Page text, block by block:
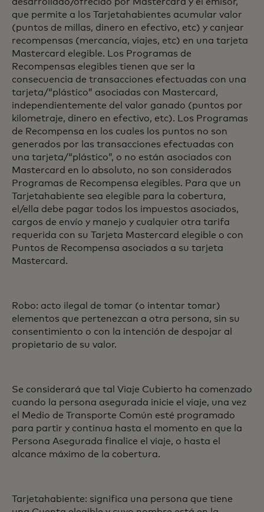
que permite a los Tarjetahabientes acumular valor
(puntos de millas, dinero en efectivo, etc) y canjear
recompensas (mercancía, viajes, etc) en una tarjeta
Mastercard elegible. Los Programas de
Recompensas elegibles tienen que ser la
consecuencia de transacciones efectuadas con una
tarjeta/“plástico” asociadas con Mastercard,
independientemente del valor ganado (puntos por
kilometraje, dinero en efectivo, etc). Los Programas
de Recompensa en los cuales los puntos no son
generados por las transacciones efectuadas con
una tarjeta/“plástico”, o no están asociados con
Mastercard en lo absoluto, no son considerados
Programas de Recompensa elegibles. Para que un
Tarjetahabiente sea elegible para la cobertura,
el/ella debe pagar todos los impuestos asociados,
cargos de envío y manejo y cualquier otra tarifa
requerida con su Tarjeta Mastercard elegible o con
Puntos de Recompensa asociados a su tarjeta
Mastercard.
Robo: acto ilegal de tomar (o intentar tomar)
elementos que pertenezcan a otra persona, sin su
consentimiento o con la intención de despojar al
propietario de su valor.
Se considerará que tal Viaje Cubierto ha comenzado
cuando la persona asegurada inicie el viaje, una vez
el Medio de Transporte Común esté programado
para partir y continua hasta el momento en que la
Persona Asegurada finalice el viaje, o hasta el
alcance máximo de la cobertura.
Tarjetahabiente: significa una persona que tiene